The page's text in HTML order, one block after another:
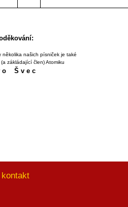
několika našich písniček je také
zákládající člen) Atomiku
o Š v e c
kontakt